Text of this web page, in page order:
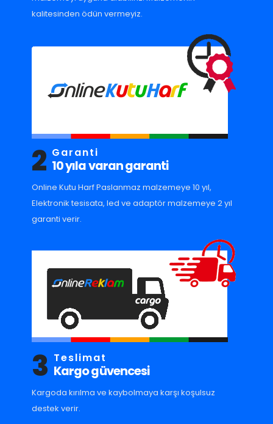
kalitesinden ödün vermeyiz.
2 Garanti
10 yıla varan garanti
Online Kutu Harf Paslanmaz malzemeye 10 yıl,
Elektronik tesisata, led ve adaptör malzemeye 2 yıl
garanti verir.
3 Teslimat
Kargo güvencesi
Kargoda kırılma ve kaybolmaya karşı koşulsuz
destek verir.